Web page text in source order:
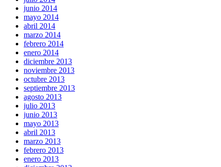
junio 2014
mayo 2014
abril 2014
marzo 2014
febrero 2014
enero 2014
diciembre 2013
noviembre 2013
octubre 2013
septiembre 2013
agosto 2013
julio 2013
junio 2013
mayo 2013
abril 2013
marzo 2013
febrero 2013
enero 2013